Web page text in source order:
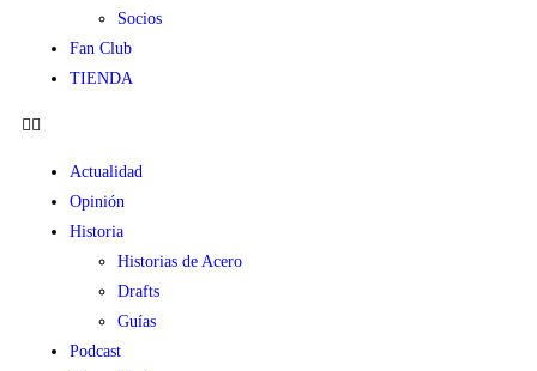
Socios
Fan Club
TIENDA
Actualidad
Opinión
Historia
Historias de Acero
Drafts
Guías
Podcast